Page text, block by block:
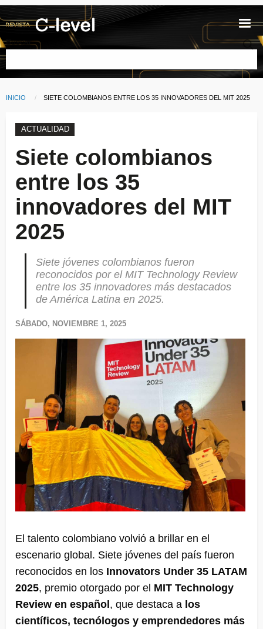
Pasar al contenido principal
Buscar
Ruta de navegación
INICIO CURRENT:
SIETE COLOMBIANOS ENTRE LOS 35 INNOVADORES DEL MIT 2025
ACTUALIDAD
Siete colombianos
entre los 35
innovadores del MIT
2025
Siete jóvenes colombianos fueron
reconocidos por el MIT Technology Review
entre los 35 innovadores más destacados
de América Latina en 2025.
SÁBADO, NOVIEMBRE 1, 2025
El talento colombiano volvió a brillar en el
escenario global. Siete jóvenes del país fueron
reconocidos en los Innovators Under 35 LATAM
2025, premio otorgado por el MIT Technology
Review en español, que destaca a los
científicos, tecnólogos y emprendedores más